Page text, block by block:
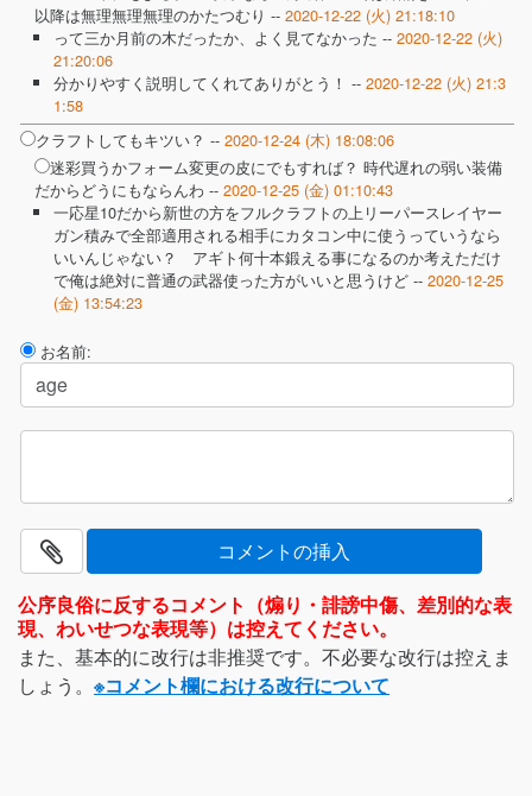
以降は無理無理無理のかたつむり -- 2020-12-22 (火) 21:18:10
って三か月前の木だったか、よく見てなかった -- 2020-12-22 (火)
21:20:06
分かりやすく説明してくれてありがとう！ -- 2020-12-22 (火) 21:3
1:58
クラフトしてもキツい？ -- 2020-12-24 (木) 18:08:06
迷彩買うかフォーム変更の皮にでもすれば？ 時代遅れの弱い装備
だからどうにもならんわ -- 2020-12-25 (金) 01:10:43
一応星10だから新世の方をフルクラフトの上リーパースレイヤー
ガン積みで全部適用される相手にカタコン中に使うっていうなら
いいんじゃない？ アギト何十本鍛える事になるのか考えただけ
で俺は絶対に普通の武器使った方がいいと思うけど -- 2020-12-25
(金) 13:54:23
お名前:
公序良俗に反するコメント（煽り・誹謗中傷、差別的な表
現、わいせつな表現等）は控えてください。
また、基本的に改行は非推奨です。不必要な改行は控えま
しょう。 ※コメント欄における改行について